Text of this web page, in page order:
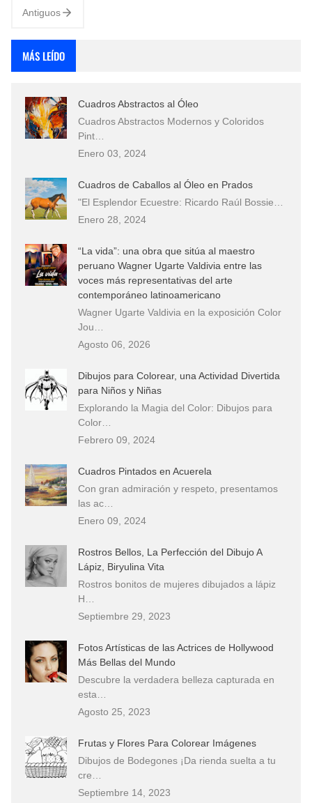
Antiguos
MÁS LEÍDO
Cuadros Abstractos al Óleo
Cuadros Abstractos Modernos y Coloridos
Pint…
Enero 03, 2024
Cuadros de Caballos al Óleo en Prados
"El Esplendor Ecuestre: Ricardo Raúl Bossie…
Enero 28, 2024
“La vida”: una obra que sitúa al maestro
peruano Wagner Ugarte Valdivia entre las
voces más representativas del arte
contemporáneo latinoamericano
Wagner Ugarte Valdivia en la exposición Color
Jou…
Agosto 06, 2026
Dibujos para Colorear, una Actividad Divertida
para Niños y Niñas
Explorando la Magia del Color: Dibujos para
Color…
Febrero 09, 2024
Cuadros Pintados en Acuerela
Con gran admiración y respeto, presentamos
las ac…
Enero 09, 2024
Rostros Bellos, La Perfección del Dibujo A
Lápiz, Biryulina Vita
Rostros bonitos de mujeres dibujados a lápiz
H…
Septiembre 29, 2023
Fotos Artísticas de las Actrices de Hollywood
Más Bellas del Mundo
Descubre la verdadera belleza capturada en
esta…
Agosto 25, 2023
Frutas y Flores Para Colorear Imágenes
Dibujos de Bodegones ¡Da rienda suelta a tu
cre…
Septiembre 14, 2023